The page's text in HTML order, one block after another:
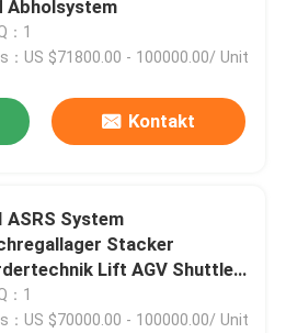
Abholsystem
：1
：US $71800.00 - 100000.00/ Unit
Kontakt
ASRS System
Stacker
Lift AGV Shuttle
Sicherheitszaun Intelligentes
：1
：US $70000.00 - 100000.00/ Unit